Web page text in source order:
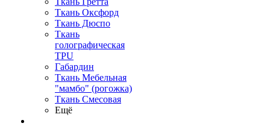
Ткань Оксфорд
Ткань Дюспо
Ткань
голографическая
TPU
Габардин
Ткань Мебельная
"мамбо" (рогожка)
Ткань Смесовая
Ещё